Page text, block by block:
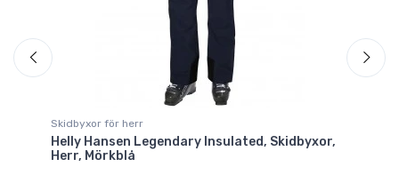
Skidbyxor för herr
Helly Hansen Legendary Insulated, Skidbyxor,
Herr, Mörkblå